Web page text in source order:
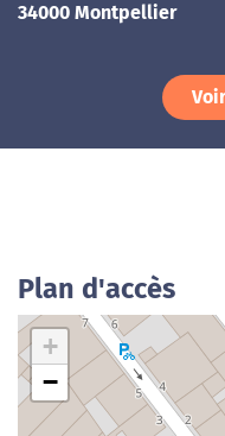
34000 Montpellier
Plan d'accès
+
−